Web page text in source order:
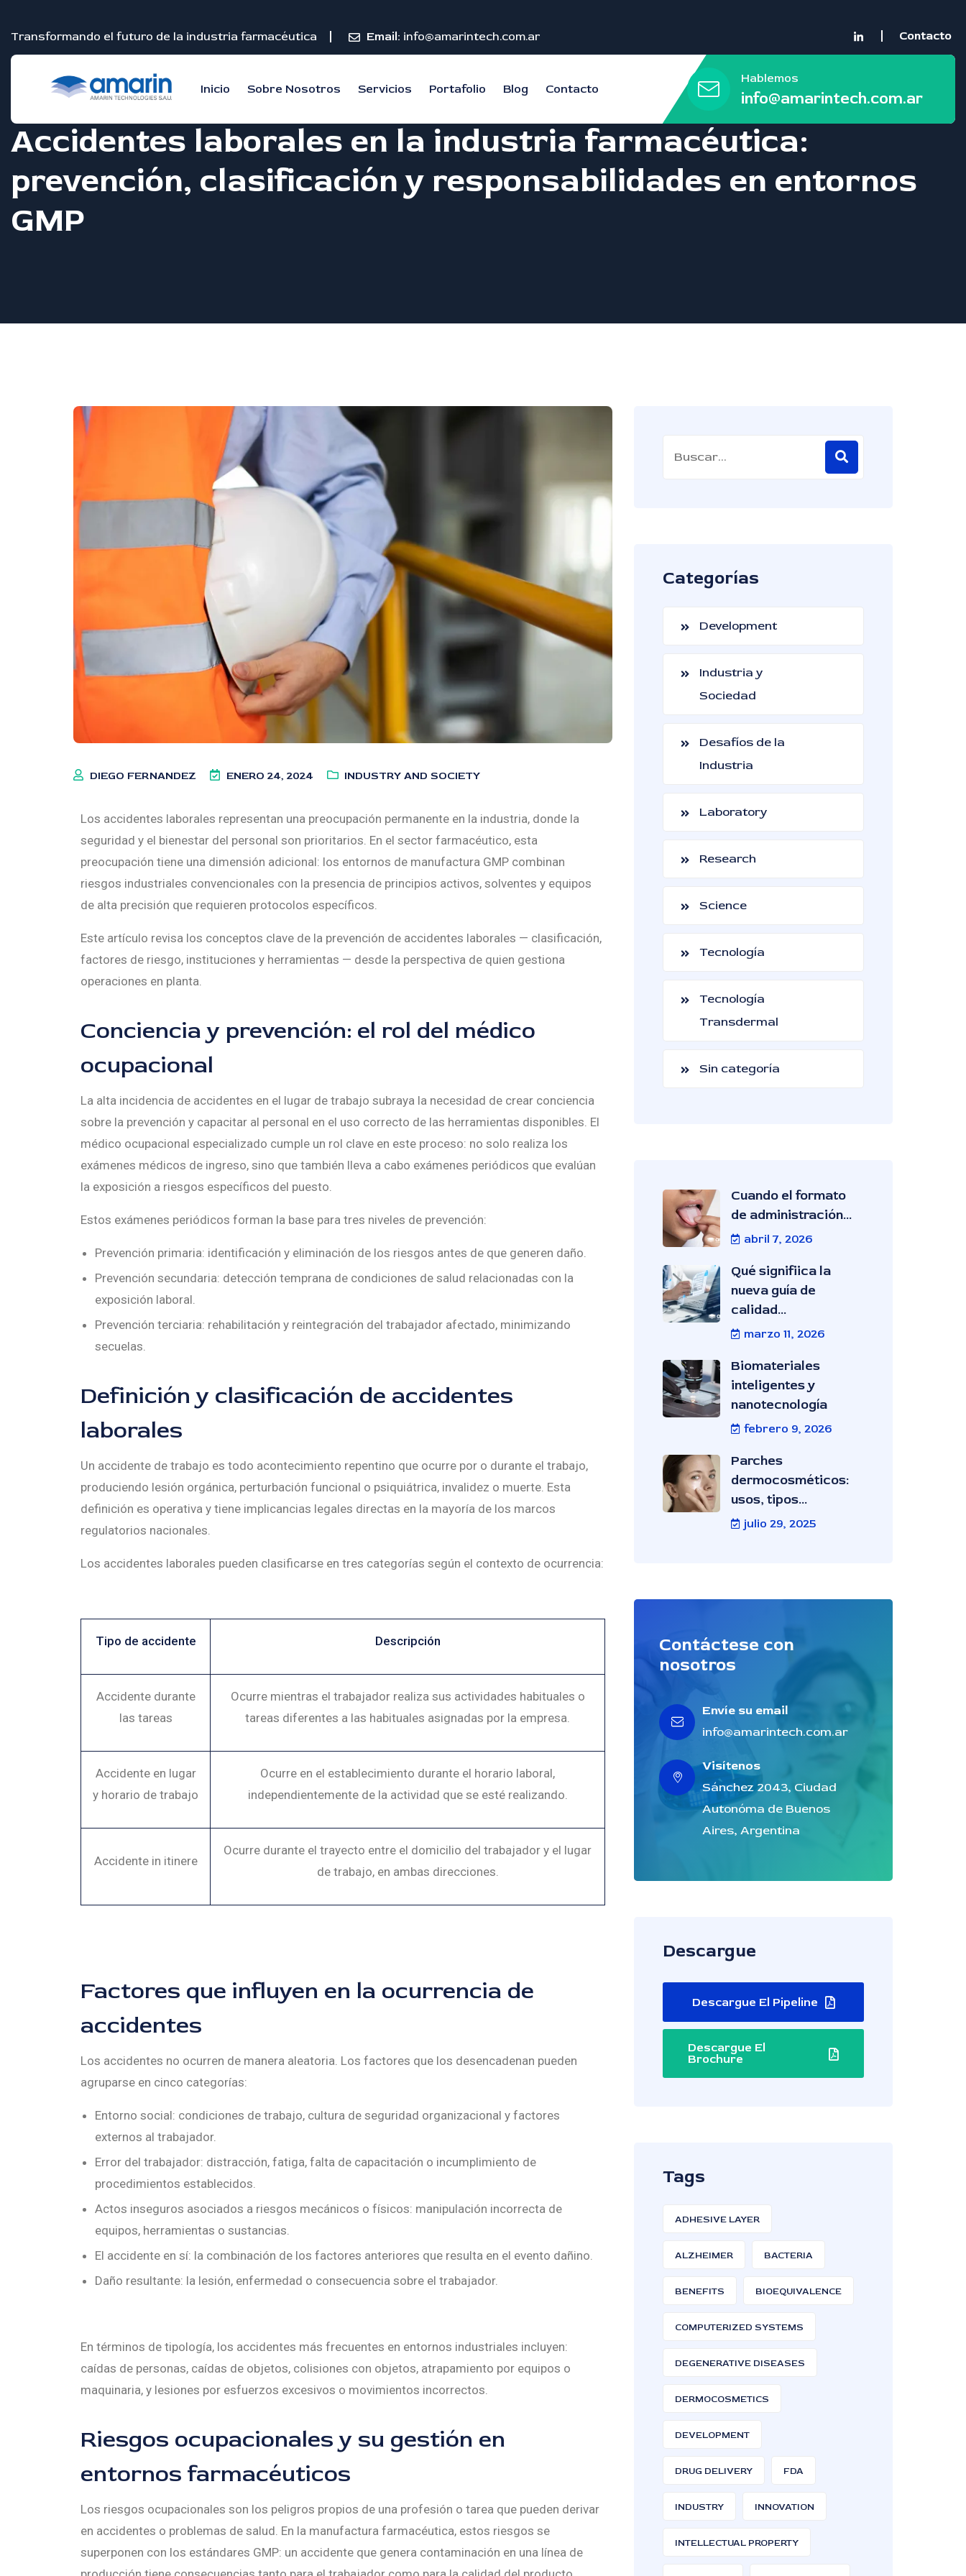
Transformando el futuro de la industria farmacéutica Email: info@amarintech.com.ar Contacto
Inicio Sobre Nosotros Servicios Portafolio Blog Contacto
Hablemos
info@amarintech.com.ar
Accidentes laborales en la industria farmacéutica:
prevención, clasificación y responsabilidades en entornos
GMP
DIEGO FERNANDEZ ENERO 24, 2024 INDUSTRY AND SOCIETY
Los accidentes laborales representan una preocupación permanente en la industria, donde la
seguridad y el bienestar del personal son prioritarios. En el sector farmacéutico, esta
preocupación tiene una dimensión adicional: los entornos de manufactura GMP combinan
riesgos industriales convencionales con la presencia de principios activos, solventes y equipos
de alta precisión que requieren protocolos específicos.
Este artículo revisa los conceptos clave de la prevención de accidentes laborales — clasificación,
factores de riesgo, instituciones y herramientas — desde la perspectiva de quien gestiona
operaciones en planta.
Conciencia y prevención: el rol del médico
ocupacional
La alta incidencia de accidentes en el lugar de trabajo subraya la necesidad de crear conciencia
sobre la prevención y capacitar al personal en el uso correcto de las herramientas disponibles. El
médico ocupacional especializado cumple un rol clave en este proceso: no solo realiza los
exámenes médicos de ingreso, sino que también lleva a cabo exámenes periódicos que evalúan
la exposición a riesgos específicos del puesto.
Estos exámenes periódicos forman la base para tres niveles de prevención:
Prevención primaria: identificación y eliminación de los riesgos antes de que generen daño.
Prevención secundaria: detección temprana de condiciones de salud relacionadas con la
exposición laboral.
Prevención terciaria: rehabilitación y reintegración del trabajador afectado, minimizando
secuelas.
Definición y clasificación de accidentes
laborales
Un accidente de trabajo es todo acontecimiento repentino que ocurre por o durante el trabajo,
produciendo lesión orgánica, perturbación funcional o psiquiátrica, invalidez o muerte. Esta
definición es operativa y tiene implicancias legales directas en la mayoría de los marcos
regulatorios nacionales.
Los accidentes laborales pueden clasificarse en tres categorías según el contexto de ocurrencia:
Tipo de accidente Descripción
Accidente durante
las tareas
Ocurre mientras el trabajador realiza sus actividades habituales o
tareas diferentes a las habituales asignadas por la empresa.
Accidente en lugar
y horario de trabajo
Ocurre en el establecimiento durante el horario laboral,
independientemente de la actividad que se esté realizando.
Accidente in itinere
Ocurre durante el trayecto entre el domicilio del trabajador y el lugar
de trabajo, en ambas direcciones.
Factores que influyen en la ocurrencia de
accidentes
Los accidentes no ocurren de manera aleatoria. Los factores que los desencadenan pueden
agruparse en cinco categorías:
Entorno social: condiciones de trabajo, cultura de seguridad organizacional y factores
externos al trabajador.
Error del trabajador: distracción, fatiga, falta de capacitación o incumplimiento de
procedimientos establecidos.
Actos inseguros asociados a riesgos mecánicos o físicos: manipulación incorrecta de
equipos, herramientas o sustancias.
El accidente en sí: la combinación de los factores anteriores que resulta en el evento dañino.
Daño resultante: la lesión, enfermedad o consecuencia sobre el trabajador.
En términos de tipología, los accidentes más frecuentes en entornos industriales incluyen:
caídas de personas, caídas de objetos, colisiones con objetos, atrapamiento por equipos o
maquinaria, y lesiones por esfuerzos excesivos o movimientos incorrectos.
Riesgos ocupacionales y su gestión en
entornos farmacéuticos
Los riesgos ocupacionales son los peligros propios de una profesión o tarea que pueden derivar
en accidentes o problemas de salud. En la manufactura farmacéutica, estos riesgos se
superponen con los estándares GMP: un accidente que genera contaminación en una línea de
Categorías
Development
Industria y
Sociedad
Desafíos de la
Industria
Laboratory
Research
Science
Tecnología
Tecnología
Transdermal
Sin categoría
Cuando el formato
de administración...
abril 7, 2026
Qué signifiica la
nueva guía de
calidad...
marzo 11, 2026
Biomateriales
inteligentes y
nanotecnología
febrero 9, 2026
Parches
dermocosméticos:
usos, tipos...
julio 29, 2025
Contáctese con
nosotros
Envíe su email
info@amarintech.com.ar
Visítenos
Sánchez 2043, Ciudad
Autonóma de Buenos
Aires, Argentina
Descargue
Descargue El Pipeline
Descargue El
Brochure
Tags
ADHESIVE LAYER
ALZHEIMER BACTERIA
BENEFITS BIOEQUIVALENCE
COMPUTERIZED SYSTEMS
DEGENERATIVE DISEASES
DERMOCOSMETICS
DEVELOPMENT
DRUG DELIVERY FDA
INDUSTRY INNOVATION
INTELLECTUAL PROPERTY